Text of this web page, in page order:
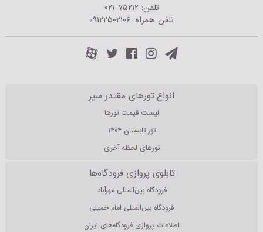
تلفن: ۰۲۱-۷۵۲۱۲
تلفن همراه: ۰۹۱۲۲۵۰۲۱۰۶
انواع تورهای مقتدر سیر
لیست قیمت تورها
تور تابستان ۱۴۰۴
تورهای لحظه آخری
تابلوی پروازی فرودگاه‌ها
فرودگاه بین‌المللی مهرآباد
فرودگاه بین‌المللی امام خمینی
اطلاعات پروازی فرودگاه‌های ایران